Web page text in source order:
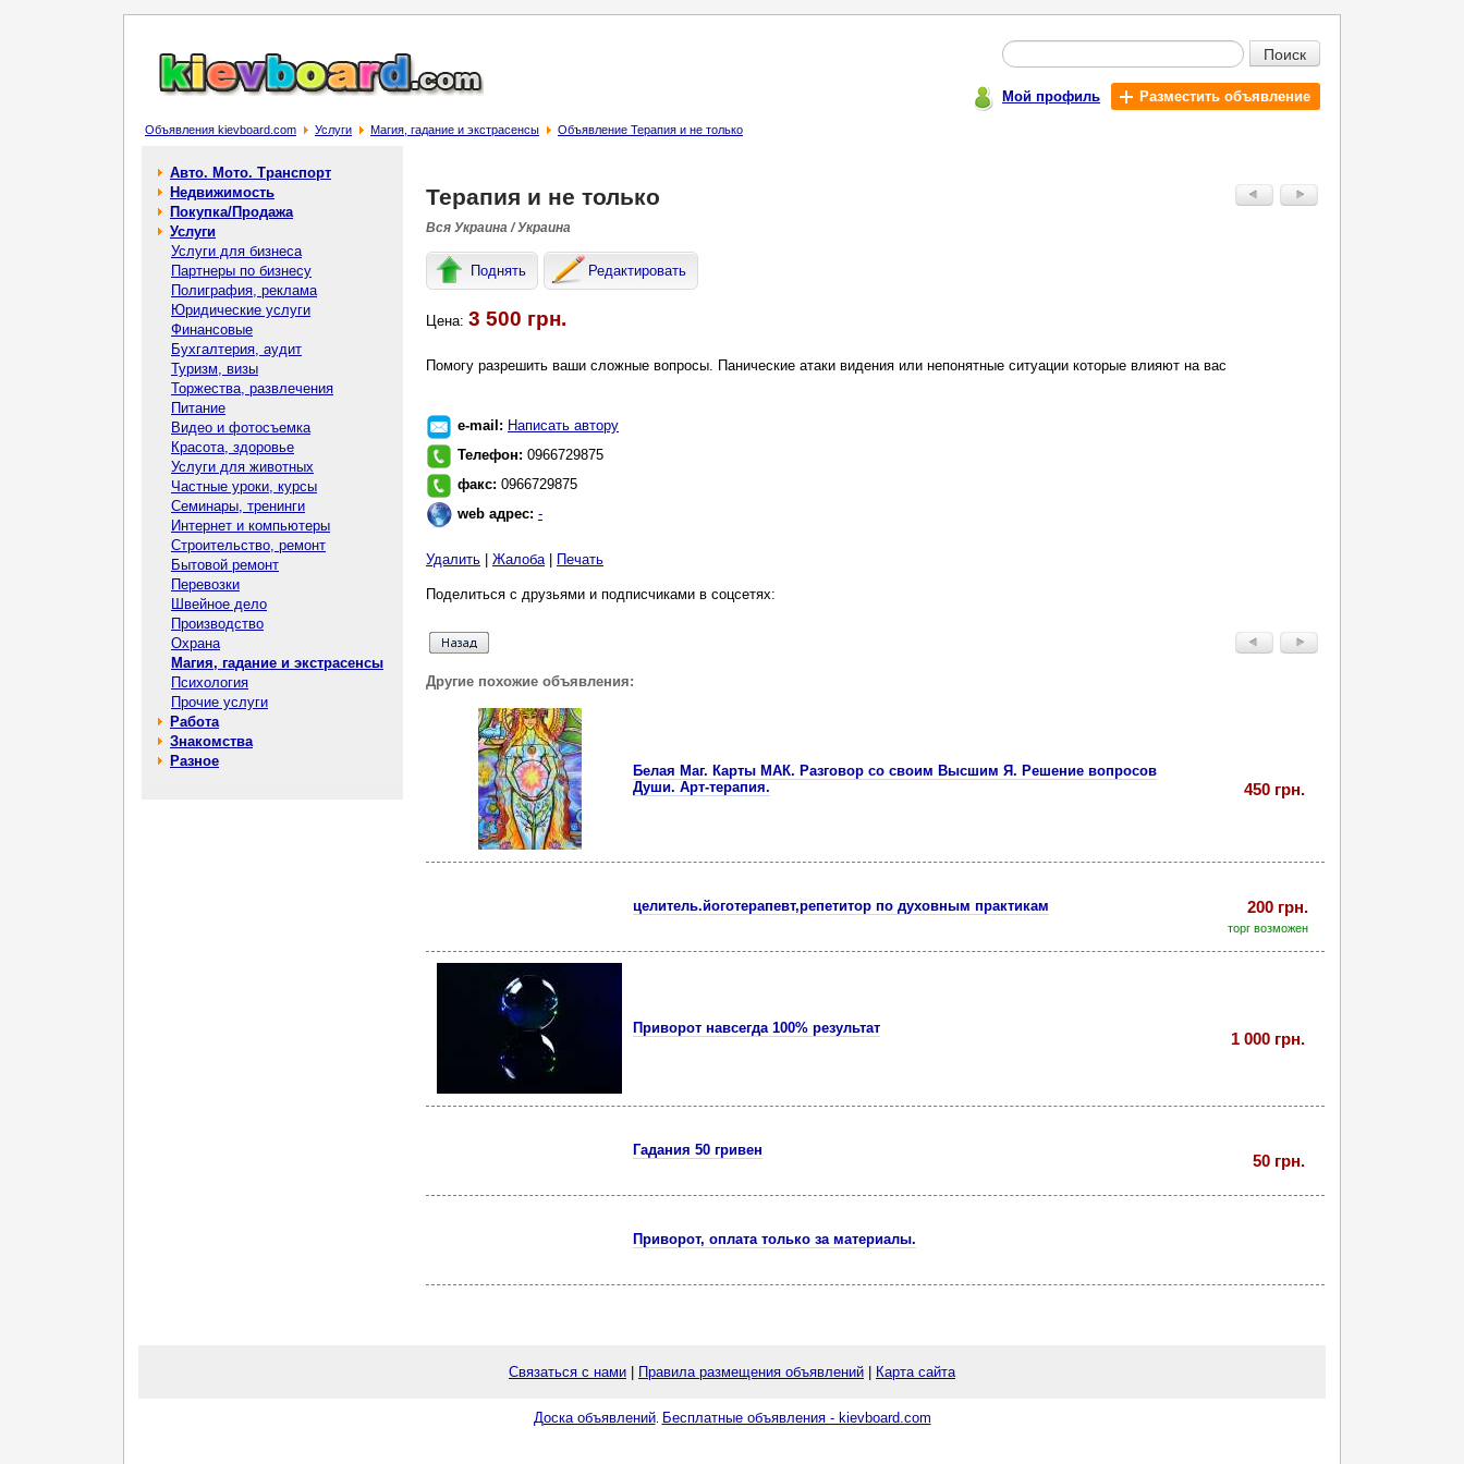
Поиск
Мой профиль Разместить объявление
Объявления kievboard.com Услуги Магия, гадание и экстрасенсы Объявление Терапия и не только
Авто. Мото. Транспорт
Недвижимость
Покупка/Продажа
Услуги
Услуги для бизнеса
Партнеры по бизнесу
Полиграфия, реклама
Юридические услуги
Финансовые
Бухгалтерия, аудит
Туризм, визы
Торжества, развлечения
Питание
Видео и фотосъемка
Красота, здоровье
Услуги для животных
Частные уроки, курсы
Семинары, тренинги
Интернет и компьютеры
Строительство, ремонт
Бытовой ремонт
Перевозки
Швейное дело
Производство
Охрана
Магия, гадание и экстрасенсы
Психология
Прочие услуги
Работа
Знакомства
Разное
Терапия и не только
Вся Украина / Украина
Поднять Редактировать
Цена: 3 500 грн.
Помогу разрешить ваши сложные вопросы. Панические атаки видения или непонятные ситуации которые влияют на вас
e-mail: Написать автору
Телефон: 0966729875
факс: 0966729875
web адрес: -
Удалить Жалоба| Печать
Поделиться с друзьями и подписчиками в соцсетях:
Другие похожие объявления:
Белая Маг. Карты МАК. Разговор со своим Высшим Я. Решение вопросов
Души. Арт-терапия.
450 грн.
целитель.йоготерапевт,репетитор по духовным практикам 200 грн.
торг возможен
Приворот навсегда 100% результат
1 000 грн.
Гадания 50 гривен
50 грн.
Приворот, оплата только за материалы.
Связаться с нами Правила размещения объявлений Карта сайта
Доска объявлений. Бесплатные объявления - kievboard.com